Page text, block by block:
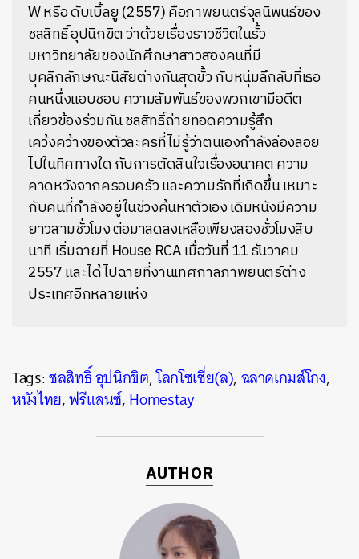
W หรือ ดับเบิ้ลยู (2557) คือภาพยนตร์จุลนิพนธ์ของ
ชลสิทธิ์ อุปนิกขิต ว่าด้วยเรื่องราวชีวิตในรั้ว
มหาวิทยาลัยของนักศึกษาสาวสองคนที่มี
บุคลิกลักษณะนิสัยต่างกันสุดขั้ว กับหนุ่มลึกลับที่เธอ
คนหนึ่งแอบชอบ ความสัมพันธ์ของพวกเขามีอดีต
เกี่ยวข้องร่วมกัน ชลสิทธิ์ถ่ายทอดความรู้สึก
เคว้งคว้างของตัวละครที่ไม่รู้ว่าตนเองกำลังล่องลอย
ไปในทิศทางใด กับการตัดสินใจเรื่องอนาคต ความ
คาดหวังจากครอบครัว และความรักที่เกิดขึ้น เหมาะ
กับคนที่กำลังอยู่ในช่วงค้นหาตัวเอง เดิมหนังมีความ
ยาวสามชั่วโมง ต่อมาลดลงเหลือเพียงสองชั่วโมงสิบ
นาที เริ่มฉายที่ House RCA เมื่อวันที่ 11 ธันวาคม
2557 และได้ไปฉายที่งานเทศกาลภาพยนตร์ต่าง
ประเทศอีกหลายแห่ง
Tags:ชลสิทธิ์ อุปนิกขิต,โลกโซเชี่ย(ล),ฉลาดเกมส์โกง,
หนังไทย,ฟรีแลนซ์,Homestay
AUTHOR